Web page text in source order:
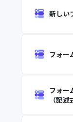
新しい
フォー
フォー
（記述